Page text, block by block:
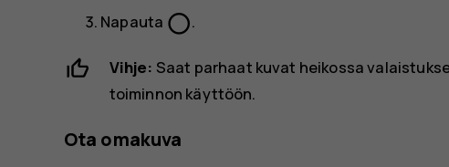
Napauta panorama_fish_eye.
Vihje: Saat parhaat kuvat heikossa
toiminnon käyttöön.
Ota omakuva